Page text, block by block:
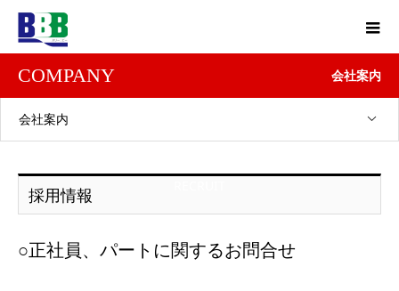
COMPANY 会社案内
会社案内
採用情報
○正社員、パートに関するお問合せ